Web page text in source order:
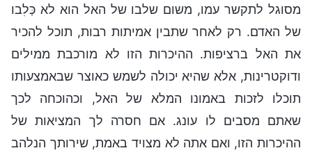
מסוגל לתקשר עמו, משום שלבו של האל הוא לא כְּלִבו
של האדם. רק לאחר שתבין אמיתות רבות, תוכל להכיר
את האל ברציפות. ההיכרות הזו לא מורכבת ממילים
ודוקטרינות, אלא שהיא יכולה לשמש כאוצר שבאמצעותו
תוכלו לזכות באמונו המלא של האל, וכהוכחה לכך
שאתם מסבים לו עונג. אם חסרה לך המציאות של
ההיכרות הזו, ואם אתה לא מצויד באמת, שירותך הנלהב